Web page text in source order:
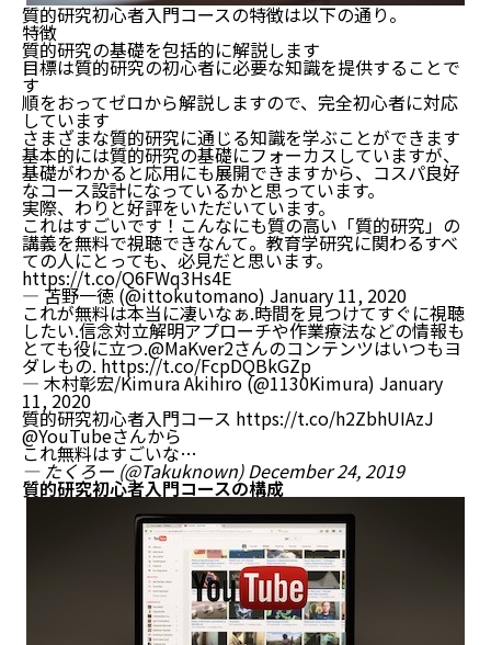
質的研究初心者入門コースの特徴は以下の通り。
特徴
質的研究の基礎を包括的に解説します
目標は質的研究の初心者に必要な知識を提供することで
す
順をおってゼロから解説しますので、完全初心者に対応
しています
さまざまな質的研究に通じる知識を学ぶことができます
基本的には質的研究の基礎にフォーカスしていますが、
基礎がわかると応用にも展開できますから、コスパ良好
なコース設計になっているかと思っています。
実際、わりと好評をいただいています。
これはすごいです！こんなにも質の高い「質的研究」の
講義を無料で視聴できなんて。教育学研究に関わるすべ
ての人にとっても、必見だと思います。
https://t.co/Q6FWq3Hs4E
— 苫野一徳 (@ittokutomano) January 11, 2020
これが無料は本当に凄いなぁ.時間を見つけてすぐに視聴
したい.信念対立解明アプローチや作業療法などの情報も
とても役に立つ.@MaKver2さんのコンテンツはいつもヨ
ダレもの. https://t.co/FcpDQBkGZp
— 木村彰宏/Kimura Akihiro (@1130Kimura) January
11, 2020
質的研究初心者入門コース https://t.co/h2ZbhUIAzJ
@YouTubeさんから
これ無料はすごいな…
— たくろー (@Takuknown)December 24, 2019
質的研究初心者入門コースの構成